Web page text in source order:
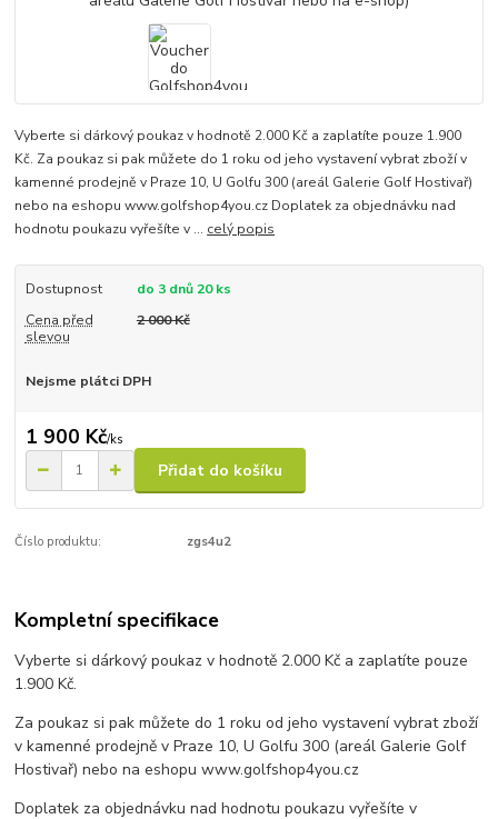
Vyberte si dárkový poukaz v hodnotě 2.000 Kč a zaplatíte pouze 1.900
Kč. Za poukaz si pak můžete do 1 roku od jeho vystavení vybrat zboží v
kamenné prodejně v Praze 10, U Golfu 300 (areál Galerie Golf Hostivař)
nebo na eshopu www.golfshop4you.cz Doplatek za objednávku nad
hodnotu poukazu vyřešíte v ... celý popis
Dostupnost
do 3 dnů 20 ks
Cena před
slevou
2 000 Kč
Nejsme plátci DPH
1 900 Kč/ks
Přidat do košíku
Číslo produktu: zgs4u2
Kompletní specifikace
Vyberte si dárkový poukaz v hodnotě 2.000 Kč a zaplatíte pouze
1.900 Kč.
Za poukaz si pak můžete do 1 roku od jeho vystavení vybrat zboží
v kamenné prodejně v Praze 10, U Golfu 300 (areál Galerie Golf
Hostivař) nebo na eshopu www.golfshop4you.cz
Doplatek za objednávku nad hodnotu poukazu vyřešíte v